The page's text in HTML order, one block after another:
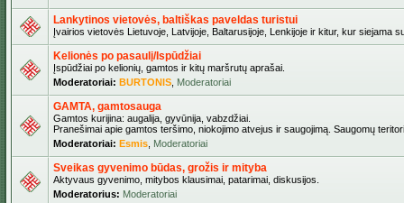
Lankytinos vietovės, baltiškas paveldas turistui
Įvairios vietovės Lietuvoje, Latvijoje, Baltarusijoje, Lenkijoje ir kitur, kur siejama
Kelionės po pasaulį/Ispūdžiai
Įspūdžiai po kelionių, gamtos ir kitų maršrutų aprašai.
Moderatoriai: BURTONIS Moderatoriai
GAMTA, gamtosauga
Gamtos kurijina: augalija, gyvūnija, vabzdžiai.
Pranešimai apie gamtos teršimo, niokojimo atvejus ir saugojimą. Saugomų
Moderatoriai: Esmis Moderatoriai
Sveikas gyvenimo būdas, grožis ir mityba
Aktyvaus gyvenimo, mitybos klausimai, patarimai, diskusijos.
Moderatorius: Moderatoriai